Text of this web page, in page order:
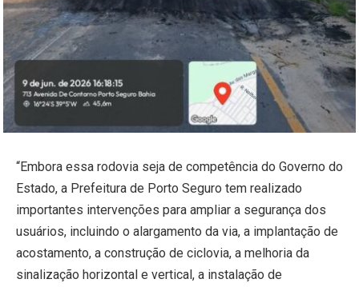
“Embora essa rodovia seja de competência do Governo do
Estado, a Prefeitura de Porto Seguro tem realizado
importantes intervenções para ampliar a segurança dos
usuários, incluindo o alargamento da via, a implantação de
acostamento, a construção de ciclovia, a melhoria da
sinalização horizontal e vertical, a instalação de